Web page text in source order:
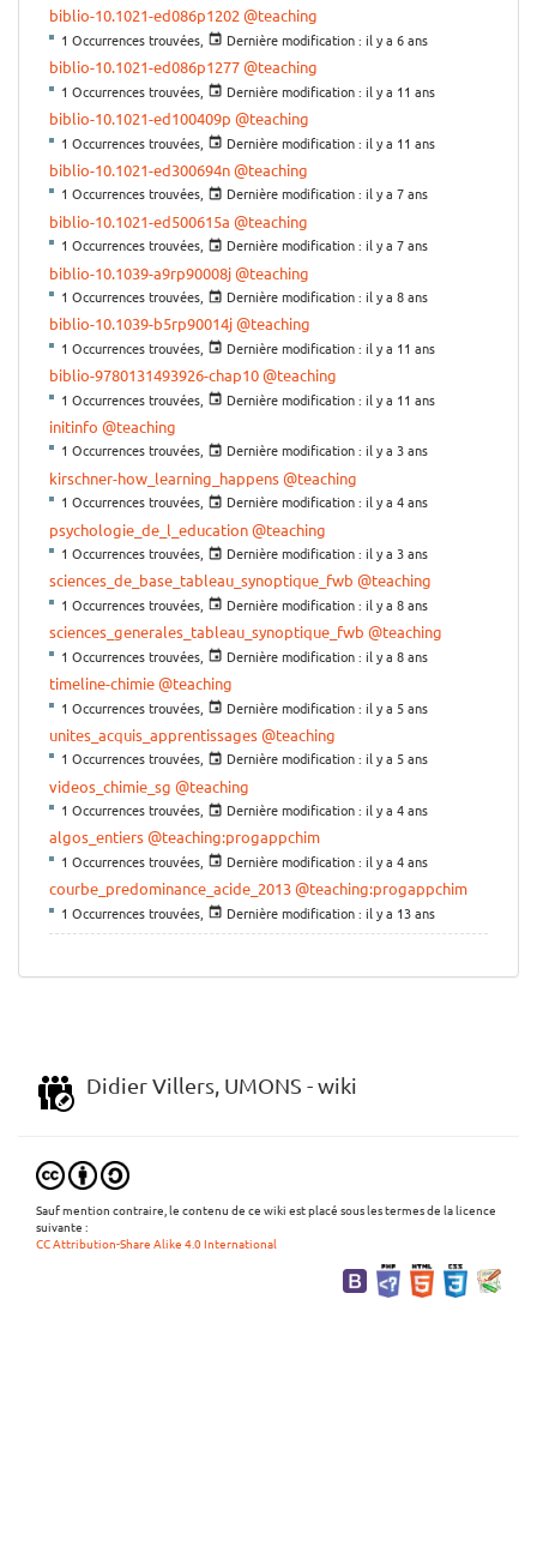
biblio-10.1021-ed086p1202@teaching
1 Occurrences trouvées, Dernière modification : il y a 6 ans
biblio-10.1021-ed086p1277@teaching
1 Occurrences trouvées, Dernière modification : il y a 11 ans
biblio-10.1021-ed100409p @teaching
1 Occurrences trouvées, Dernière modification : il y a 11 ans
biblio-10.1021-ed300694n@teaching
1 Occurrences trouvées, Dernière modification : il y a 7 ans
biblio-10.1021-ed500615a @teaching
1 Occurrences trouvées, Dernière modification : il y a 7 ans
biblio-10.1039-a9rp90008j@teaching
1 Occurrences trouvées, Dernière modification : il y a 8 ans
biblio-10.1039-b5rp90014j@teaching
1 Occurrences trouvées, Dernière modification : il y a 11 ans
biblio-9780131493926-chap10@teaching
1 Occurrences trouvées, Dernière modification : il y a 11 ans
initinfo @teaching
1 Occurrences trouvées, Dernière modification : il y a 3 ans
kirschner-how_learning_happens@teaching
1 Occurrences trouvées, Dernière modification : il y a 4 ans
psychologie_de_l_education@teaching
1 Occurrences trouvées, Dernière modification : il y a 3 ans
sciences_de_base_tableau_synoptique_fwb @teaching
1 Occurrences trouvées, Dernière modification : il y a 8 ans
sciences_generales_tableau_synoptique_fwb @teaching
1 Occurrences trouvées, Dernière modification : il y a 8 ans
timeline-chimie@teaching
1 Occurrences trouvées, Dernière modification : il y a 5 ans
unites_acquis_apprentissages@teaching
1 Occurrences trouvées, Dernière modification : il y a 5 ans
videos_chimie_sg @teaching
1 Occurrences trouvées, Dernière modification : il y a 4 ans
algos_entiers@teaching:progappchim
1 Occurrences trouvées, Dernière modification : il y a 4 ans
courbe_predominance_acide_2013@teaching:progappchim
1 Occurrences trouvées, Dernière modification : il y a 13 ans
Didier Villers, UMONS - wiki
Sauf mention contraire, le contenu de ce wiki est placé sous les termes de la licence
suivante :
CC Attribution-Share Alike 4.0 International